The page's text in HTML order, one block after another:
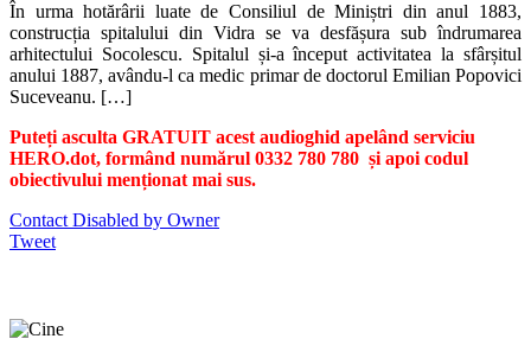
În urma hotărârii luate de Consiliul de Miniștri din anul 1883,
construcția spitalului din Vidra se va desfășura sub îndrumarea
arhitectului Socolescu. Spitalul și-a început activitatea la sfârșitul
anului 1887, avându-l ca medic primar de doctorul Emilian Popovici
Suceveanu. […]
Puteți asculta GRATUIT acest audioghid apelând serviciu
HERO.dot, formând numărul 0332 780 780 și apoi codul
obiectivului menționat mai sus.
Contact Disabled by Owner
Tweet